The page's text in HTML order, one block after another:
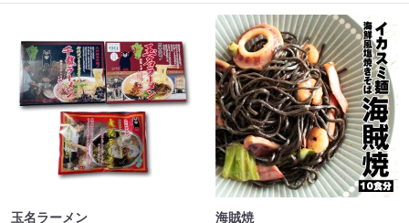
玉名ラーメン 海賊焼